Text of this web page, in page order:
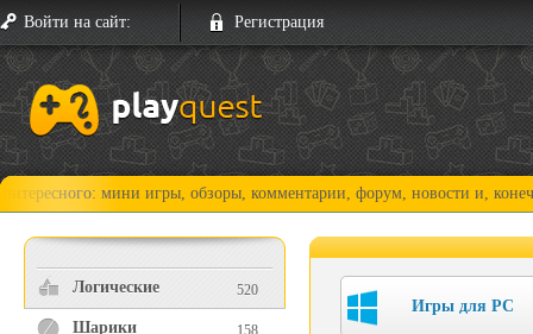
Войти на сайт: Регистрация
мини игры, обзоры, комментарии, форум, новости и, конечно,
Логические 520
Шарики 158
Игры для PC